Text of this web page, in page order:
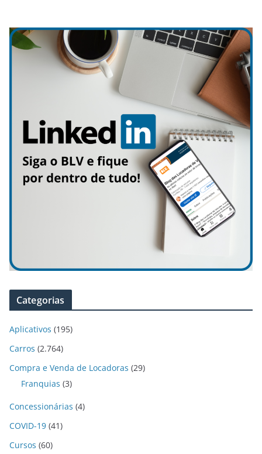
Categorias
Aplicativos (195)
Carros (2.764)
Compra e Venda de Locadoras (29)
Franquias (3)
Concessionárias (4)
COVID-19 (41)
Cursos (60)